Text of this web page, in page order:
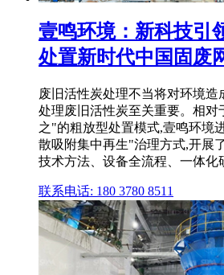
壹鸣环境：新科技引
处置新时代中国固废
废旧活性炭处理不当将对环境造
处理废旧活性炭至关重要。相对
之"的粗放型处置模式,壹鸣环境
散吸附集中再生"治理方式,开展
技术方法、设备全流程、一体化
联系电话: 180 3780 8511